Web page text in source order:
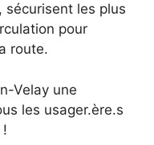
sécurisent les plus
pour
route.
Velay une
les usager.ère.s